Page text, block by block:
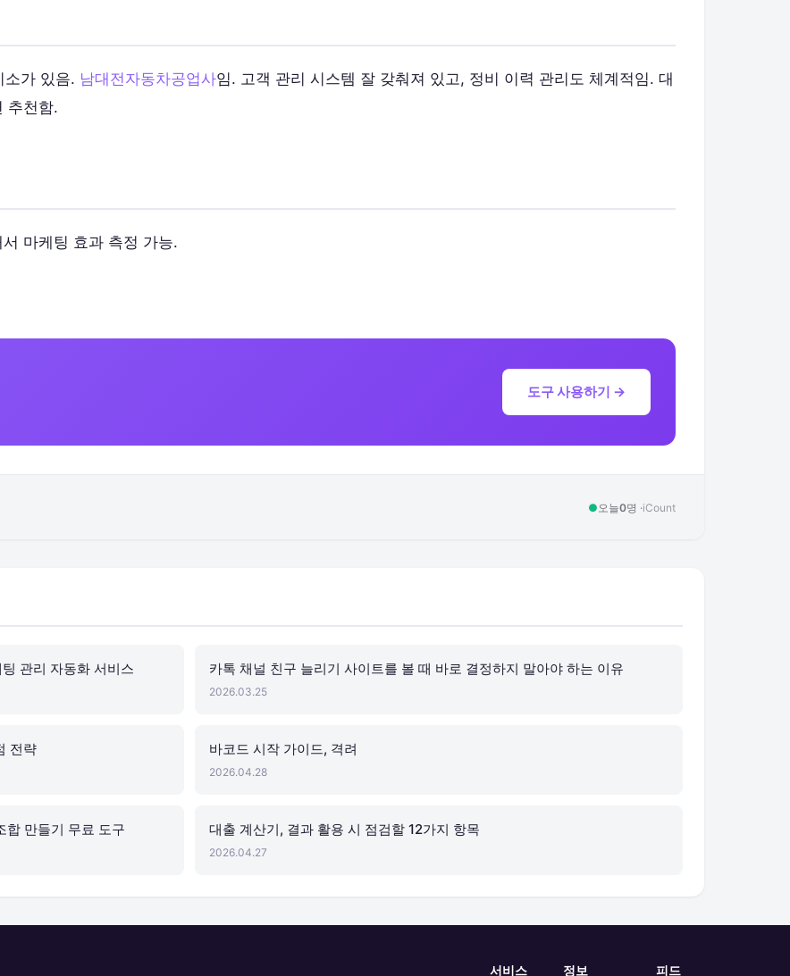
소가 있음. 남대전자동차공업사임. 고객 관리 시스템 잘 갖춰져 있고, 정비 이력 관리도 체계적임. 대
추천함.
마케팅 효과 측정 가능.
도구 사용하기 →
● 오늘0명 ·iCount
관리 자동화 서비스 카톡 채널 친구 늘리기 사이트를 볼 때 바로 결정하지 말아야 하는 이유
2026.03.25
전략 바코드 시작 가이드, 격려
2026.04.28
합 만들기 무료 도구 대출 계산기, 결과 활용 시 점검할 12가지 항목
2026.04.27
서비스 정보 피드